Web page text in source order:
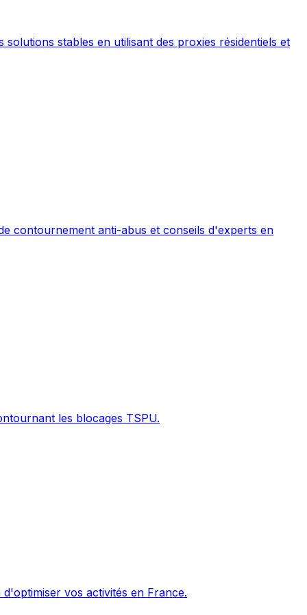
stables en utilisant des proxies résidentiels et
contournement anti-abus et conseils d'experts en
les blocages TSPU.
vos activités en France.